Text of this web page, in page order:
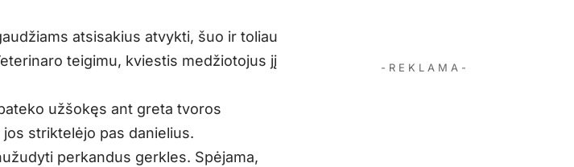
atsisakius atvykti, šuo ir toliau
teigimu, kviestis medžiotojus jį
užšokęs ant greta tvoros
striktelėjo pas danielius.
perkandus gerkles. Spėjama,
- R E K L A M A -